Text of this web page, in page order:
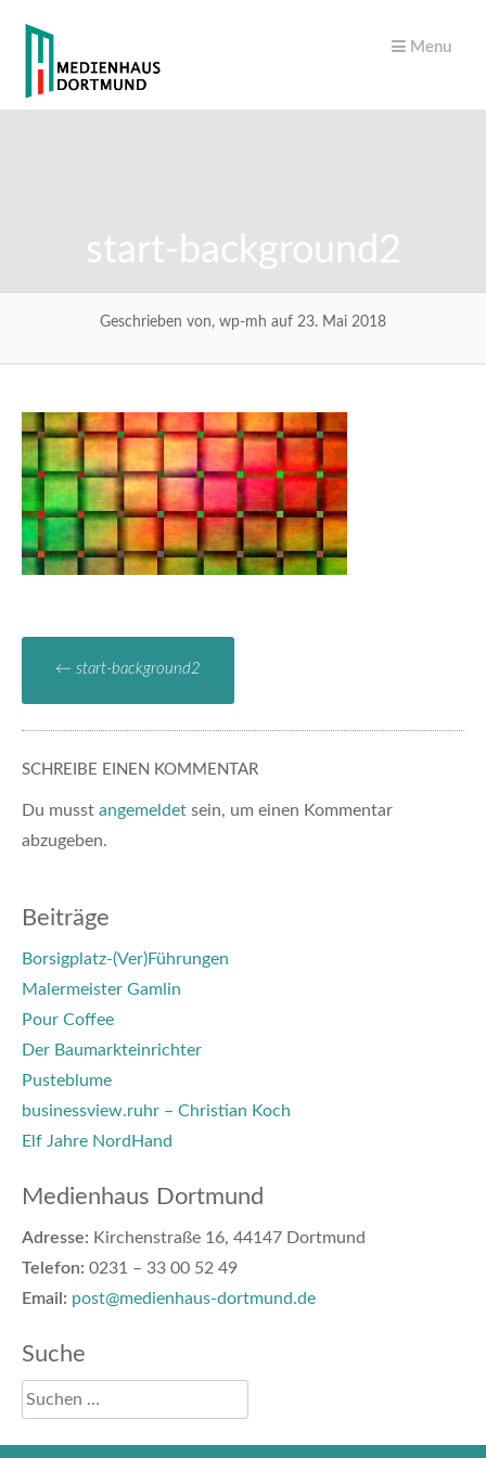
Menu
start-background2
Geschrieben von, wp-mh auf 23. Mai 2018
← start-background2
SCHREIBE EINEN KOMMENTAR
Du musst angemeldet sein, um einen Kommentar
abzugeben.
Beiträge
Borsigplatz-(Ver)Führungen
Malermeister Gamlin
Pour Coffee
Der Baumarkteinrichter
Pusteblume
businessview.ruhr – Christian Koch
Elf Jahre NordHand
Medienhaus Dortmund
Adresse: Kirchenstraße 16, 44147 Dortmund
Telefon: 0231 – 33 00 52 49
Email: post@medienhaus-dortmund.de
Suche